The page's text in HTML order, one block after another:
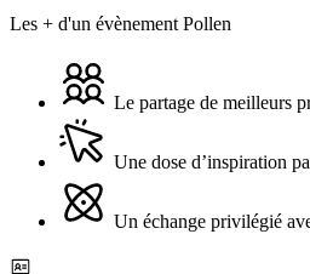
Les + d'un évènement Pollen
Le partage de meilleurs
Une dose d’inspiration
Un échange privilégié